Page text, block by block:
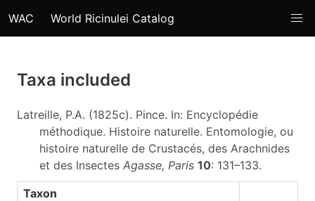
WAC World Ricinulei Catalog
Taxa included
Latreille, P.A. (1825c). Pince. In: Encyclopédie
méthodique. Histoire naturelle. Entomologie, ou
histoire naturelle de Crustacés, des Arachnides
et des Insectes Agasse, Paris 10: 131–133.
Taxon